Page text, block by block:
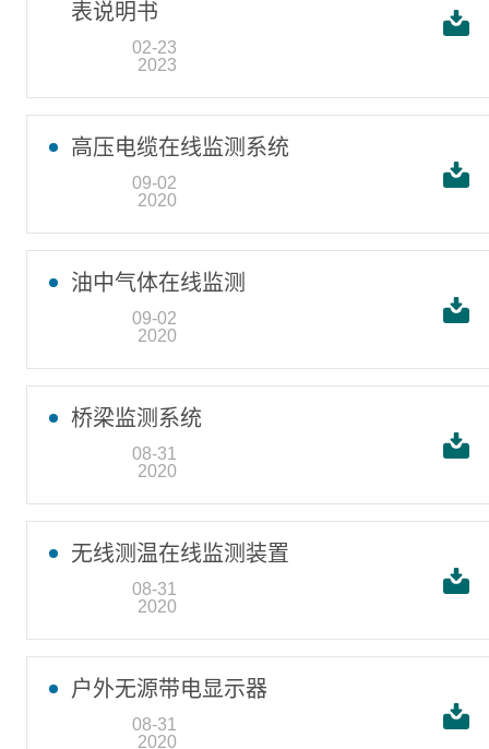
表说明书
02-23
2023
高压电缆在线监测系统
09-02
2020
油中气体在线监测
09-02
2020
桥梁监测系统
08-31
2020
无线测温在线监测装置
08-31
2020
户外无源带电显示器
08-31
2020